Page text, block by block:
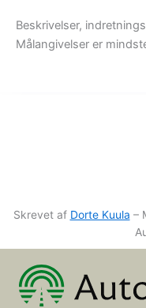
Beskrivelser,
Målangivelser er
Skrevet af Dorte Kuula –